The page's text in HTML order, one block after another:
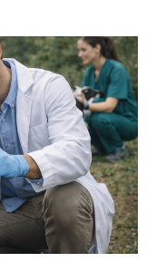
Filistin